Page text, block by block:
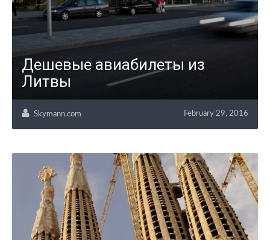
Дешевые авиабилеты из
Литвы
Skymann.com February 29, 2016